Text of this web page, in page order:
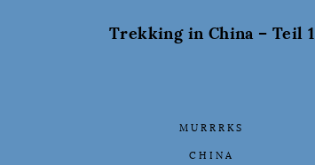
Trekking in China – Teil 1
MURRRKS
CHINA